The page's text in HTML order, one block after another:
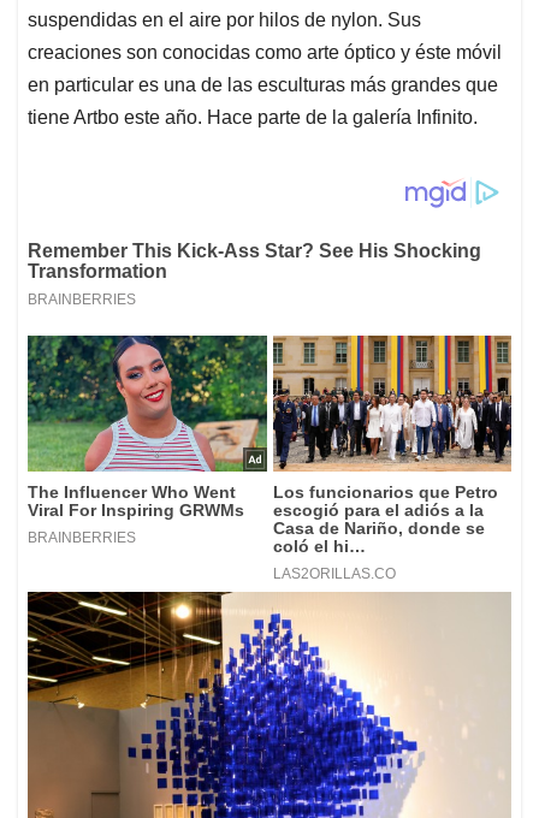
suspendidas en el aire por hilos de nylon. Sus
creaciones son conocidas como arte óptico y éste móvil
en particular es una de las esculturas más grandes que
tiene Artbo este año. Hace parte de la galería Infinito.